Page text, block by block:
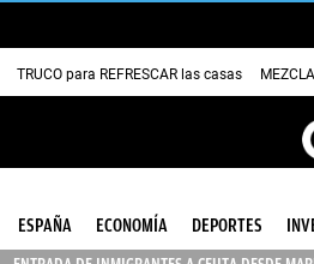
TRUCO para REFRESCAR las casas
ESPAÑA ECONOMÍA DEPORTES